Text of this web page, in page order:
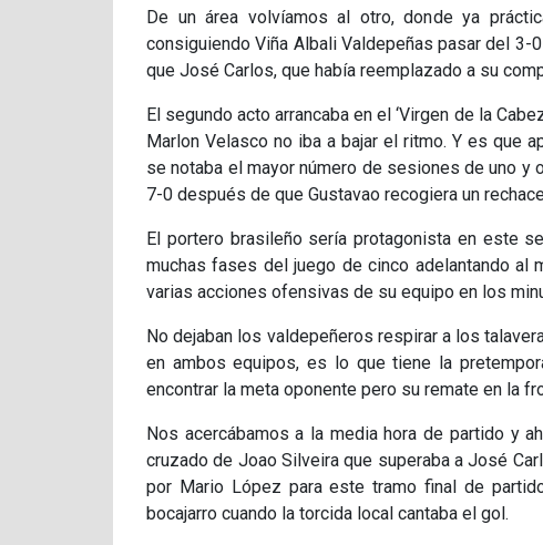
De un área volvíamos al otro, donde ya
consiguiendo Viña Albali Valdepeñas pasar del
que José Carlos, que había reemplazado a su
El segundo acto arrancaba en el ‘Virgen de la
Marlon Velasco no iba a bajar el ritmo. Y es que
se notaba el mayor número de sesiones de uno y
7-0 después de que Gustavao recogiera un
El portero brasileño sería protagonista en este
muchas fases del juego de cinco adelantando al
varias acciones ofensivas de su equipo en los
No dejaban los valdepeñeros respirar a los
en ambos equipos, es lo que tiene la
encontrar la meta oponente pero su remate en la
Nos acercábamos a la media hora de partido y
cruzado de Joao Silveira que superaba a José
por Mario López para este tramo final de
bocajarro cuando la torcida local cantaba el gol.